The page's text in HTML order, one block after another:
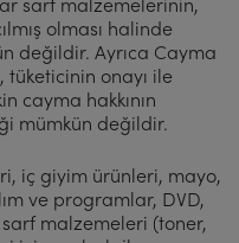
olması halinde
değildir. Ayrıca Cayma
tüketicinin onayı ile
cayma hakkının
mümkün değildir.
iç giyim ürünleri, mayo,
ve programlar, DVD,
sarf malzemeleri (toner,